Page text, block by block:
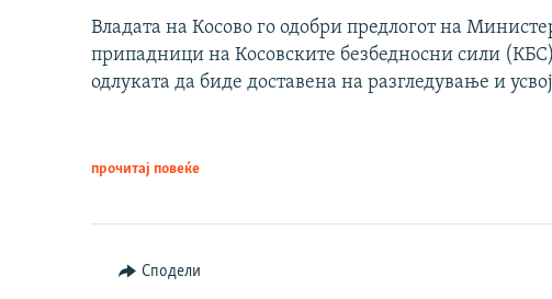
Владата на Косово го одобри предлогот на
припадници на Косовските безбедносни сили (КБС)
одлуката да биде доставена на разгледување и
прочитај повеќе
Сподели